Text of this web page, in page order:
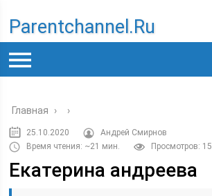
Parentchannel.ru
Главная › ›
25.10.2020
Андрей Смирнов
Время чтения: ~21 мин.
Просмотров: 15
Екатерина андреева